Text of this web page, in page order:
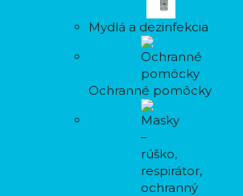
Mydlá a dezinfekcia
Ochranné pomôcky